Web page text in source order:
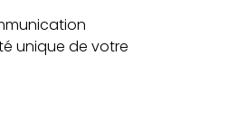
unique de votre